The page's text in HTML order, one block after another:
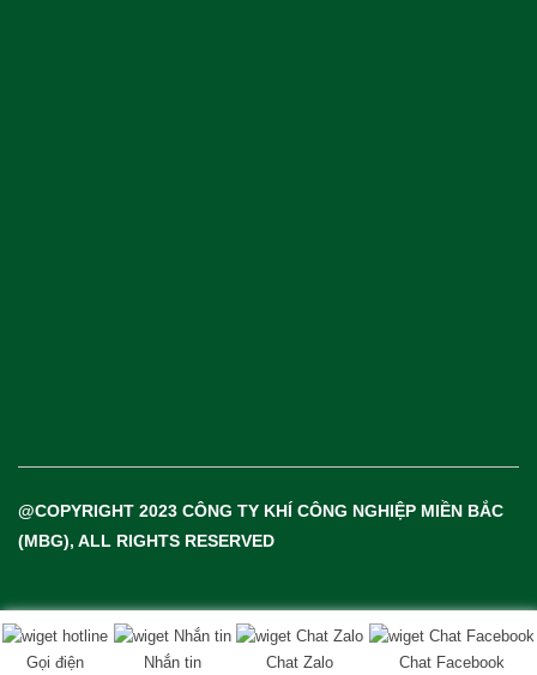
@COPYRIGHT 2023 CÔNG TY KHÍ CÔNG NGHIỆP MIỀN BẮC
(MBG), ALL RIGHTS RESERVED
Gọi điện Nhắn tin Chat Zalo Chat Facebook